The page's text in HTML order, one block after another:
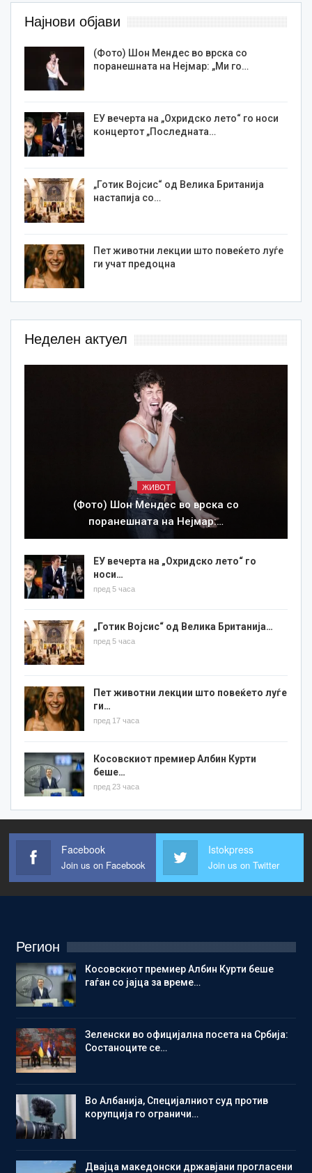
Најнови објави
(Фото) Шон Мендес во врска со
поранешната на Нејмар: „Ми го…
ЕУ вечерта на „Охридско лето“ го носи
концертот „Последната…
„Готик Војсис“ од Велика Британија
настапија со…
Пет животни лекции што повеќето луѓе
ги учат предоцна
Неделен актуел
ЖИВОТ
(Фото) Шон Мендес во врска со
поранешната на Нејмар:…
ЕУ вечерта на „Охридско лето“ го
носи…
пред 5 часа
„Готик Војсис“ од Велика Британија…
пред 5 часа
Пет животни лекции што повеќето луѓе
ги…
пред 17 часа
Косовскиот премиер Албин Курти
беше…
пред 23 часа
Facebook
Join us on Facebook
Istokpress
Join us on Twitter
Регион
Косовскиот премиер Албин Курти беше
гаѓан со јајца за време…
Зеленски во официјална посета на Србија:
Состаноците се…
Во Албанија, Специјалниот суд против
корупција го ограничи…
Двајца македонски државјани прогласени